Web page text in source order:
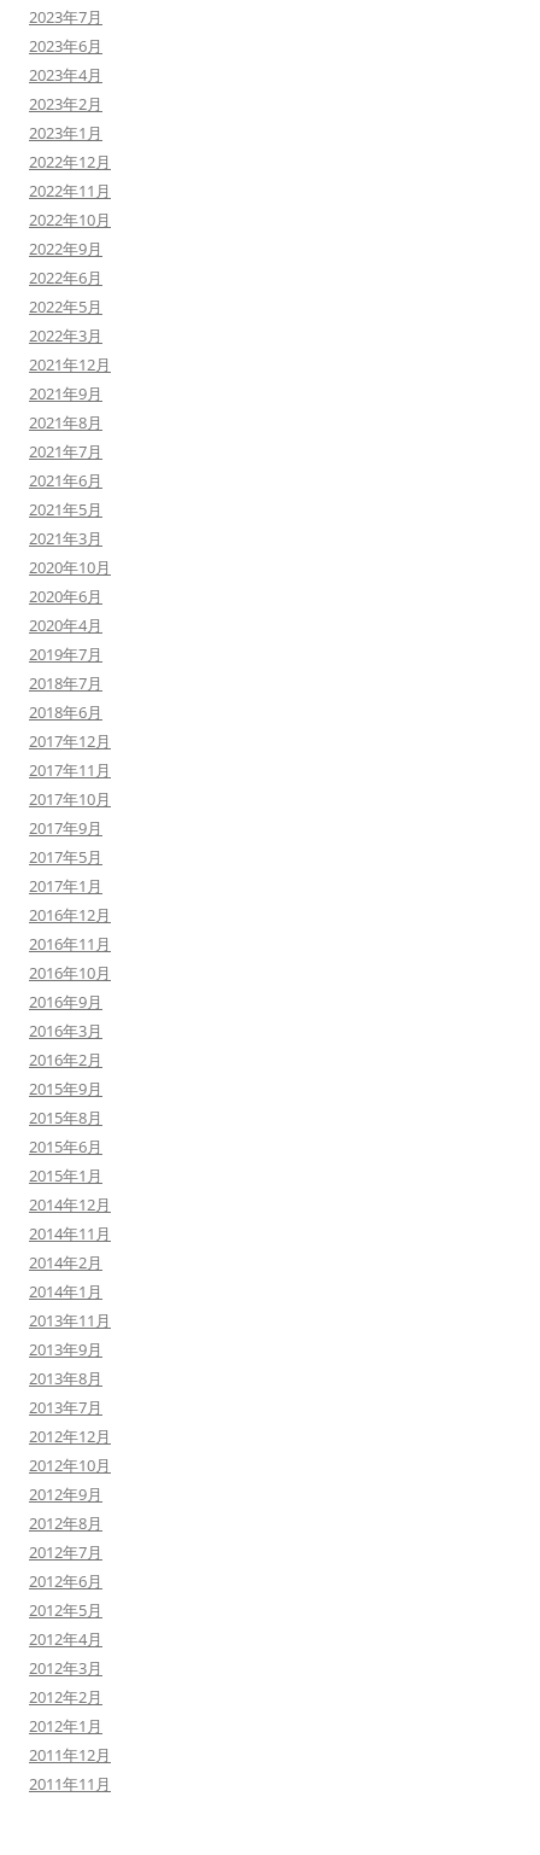
2023年7月
2023年6月
2023年4月
2023年2月
2023年1月
2022年12月
2022年11月
2022年10月
2022年9月
2022年6月
2022年5月
2022年3月
2021年12月
2021年9月
2021年8月
2021年7月
2021年6月
2021年5月
2021年3月
2020年10月
2020年6月
2020年4月
2019年7月
2018年7月
2018年6月
2017年12月
2017年11月
2017年10月
2017年9月
2017年5月
2017年1月
2016年12月
2016年11月
2016年10月
2016年9月
2016年3月
2016年2月
2015年9月
2015年8月
2015年6月
2015年1月
2014年12月
2014年11月
2014年2月
2014年1月
2013年11月
2013年9月
2013年8月
2013年7月
2012年12月
2012年10月
2012年9月
2012年8月
2012年7月
2012年6月
2012年5月
2012年4月
2012年3月
2012年2月
2012年1月
2011年12月
2011年11月